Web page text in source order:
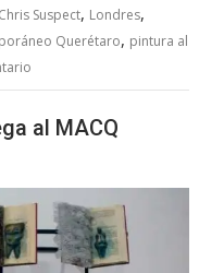
Suspect, Londres,
Querétaro, pintura al
al MACQ